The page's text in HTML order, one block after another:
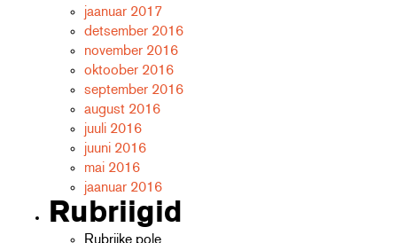
jaanuar 2017
detsember 2016
november 2016
oktoober 2016
september 2016
august 2016
juuli 2016
juuni 2016
mai 2016
jaanuar 2016
Rubriigid
Rubriike pole